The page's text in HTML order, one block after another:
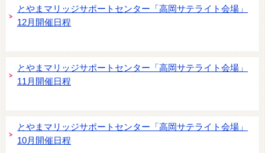
とやまマリッジサポートセンター「高岡サテライト会場」
12月開催日程
とやまマリッジサポートセンター「高岡サテライト会場」
11月開催日程
とやまマリッジサポートセンター「高岡サテライト会場」
10月開催日程